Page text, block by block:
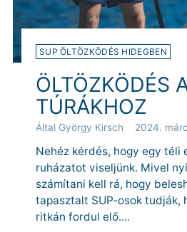
SUP ÖLTÖZKÖDÉS HIDEGBEN
ÖLTÖZKÖDÉS
TÚRÁKHOZ
Által György Kirsch 2024.
Nehéz kérdés, hogy egy téli
ruházatot viseljünk. Mivel
számítani kell rá, hogy
tapasztalt SUP-osok tudják,
ritkán fordul elő....